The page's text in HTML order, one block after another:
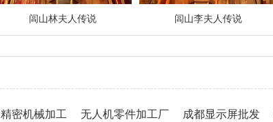
闾山林夫人传说 闾山李夫人传说
精密机械加工 无人机零件加工厂 成都显示屏批发